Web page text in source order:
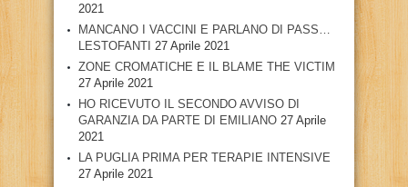
2021
MANCANO I VACCINI E PARLANO DI PASS…
LESTOFANTI 27 Aprile 2021
ZONE CROMATICHE E IL BLAME THE VICTIM
27 Aprile 2021
HO RICEVUTO IL SECONDO AVVISO DI
GARANZIA DA PARTE DI EMILIANO 27 Aprile
2021
LA PUGLIA PRIMA PER TERAPIE INTENSIVE
27 Aprile 2021